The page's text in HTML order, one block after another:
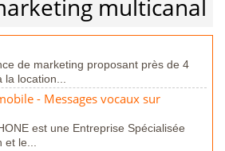
multicanal
de marketing proposant près de 4
location...
- Messages vocaux sur
est une Entreprise Spécialisée
le...